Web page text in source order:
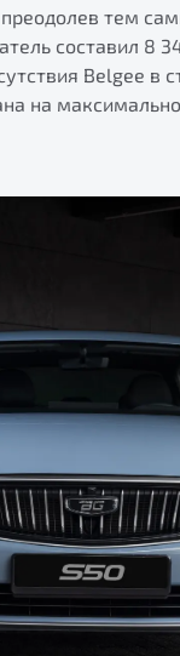
преодолев тем
составил 8
Belgee в
на